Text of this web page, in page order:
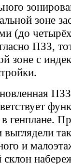
зоне
(до
ПЗЗ,
зоне с
ПЗЗ
генплане.
выглядели
и
склон